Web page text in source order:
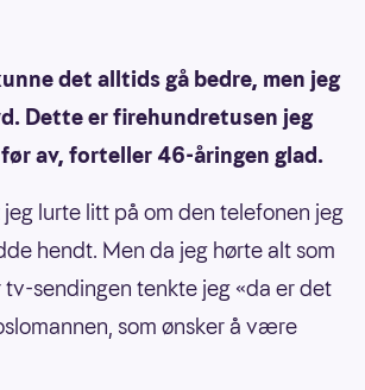
det alltids gå bedre, men jeg
Dette er firehundretusen jeg
av, forteller 46-åringen glad.
jeg lurte litt på om den telefonen jeg
hendt. Men da jeg hørte alt som
sendingen tenkte jeg «da er det
som ønsker å være